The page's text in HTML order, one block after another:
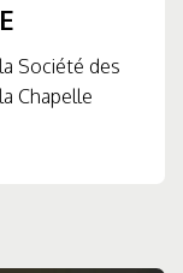
Société des
Chapelle